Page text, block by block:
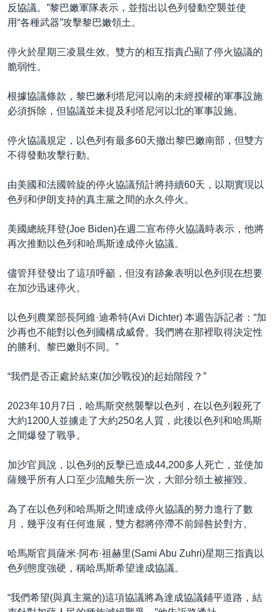
反協議。”黎巴嫩軍隊表示，並指出以色列發動空襲並使
用“各種武器”攻擊黎巴嫩領土。
停火於星期三凌晨生效。雙方的相互指責凸顯了停火協議的
脆弱性。
根據協議條款，黎巴嫩利塔尼河以南的未經授權的軍事設施
必須拆除，但協議並未提及利塔尼河以北的軍事設施。
停火協議規定，以色列有最多60天撤出黎巴嫩南部，但雙方
不得發動攻擊行動。
由美國和法國斡旋的停火協議預計將持續60天，以期實現以
色列和伊朗支持的真主黨之間的永久停火。
美國總統拜登(Joe Biden)在週二宣布停火協議時表示，他將
再次推動以色列和哈馬斯達成停火協議。
儘管拜登發出了這項呼籲，但沒有跡象表明以色列現在想要
在加沙迅速停火。
以色列農業部長阿維·迪希特(Avi Dichter) 本週告訴記者：“加
沙再也不能對以色列國構成威脅。我們將在那裡取得決定性
的勝利。黎巴嫩則不同。”
“我們是否正處於結束(加沙戰役)的起始階段？”
2023年10月7日，哈馬斯突然襲擊以色列，在以色列殺死了
大約1200人並擄走了大約250名人質，此後以色列和哈馬斯
之間爆發了戰爭。
加沙官員說，以色列的反擊已造成44,200多人死亡，並使加
薩幾乎所有人口至少流離失所一次，大部分領土被摧毀。
為了在以色列和哈馬斯之間達成停火協議的努力進行了數
月，幾乎沒有任何進展，雙方都將停滯不前歸咎於對方。
哈馬斯官員薩米·阿布·祖赫里(Sami Abu Zuhri)星期三指責以
色列態度強硬，稱哈馬斯希望達成協議。
“我們希望(與真主黨的)這項協議將為達成協議鋪平道路，結